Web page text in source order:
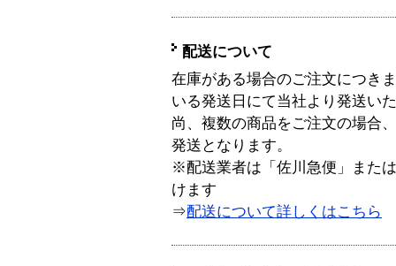
配送について
在庫がある場合のご注文につき
いる発送日にて当社より発送い
尚、複数の商品をご注文の場合
発送となります。
※配送業者は「佐川急便」また
けます
⇒配送について詳しくはこちら